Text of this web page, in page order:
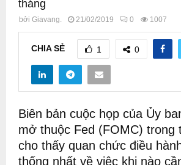
tháng
bởi Giavang. 21/02/2019 0 1007
CHIA SẺ 1 0
Biên bản cuộc họp của Ủy
mở thuộc Fed (FOMC) trong
cho thấy quan chức điều
thống nhất về việc khi nào